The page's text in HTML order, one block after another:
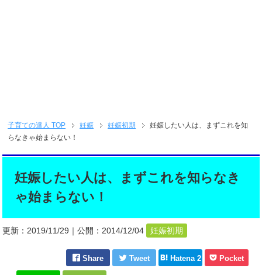
子育ての達人 TOP 妊娠 妊娠初期
妊娠したい人は、まずこれを知
らなきゃ始まらない！
妊娠したい人は、まずこれを知らなき
ゃ始まらない！
更新：2019/11/29 ｜公開：2014/12/04 妊娠初期
Share Tweet Hatena 2 Pocket